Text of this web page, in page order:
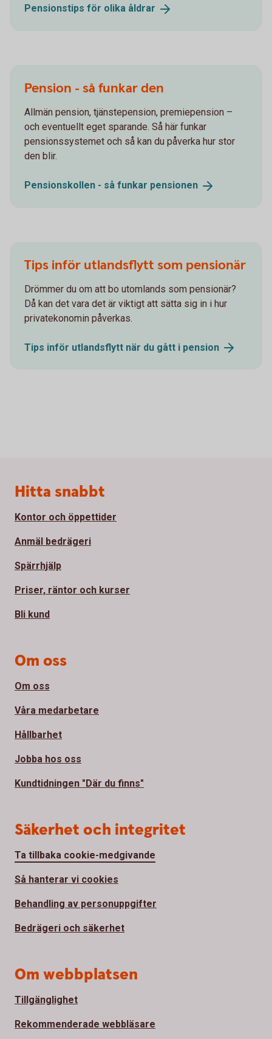
Pensionstips för olika åldrar
Pension - så funkar den
Allmän pension, tjänstepension, premiepension –
och eventuellt eget sparande. Så här funkar
pensionssystemet och så kan du påverka hur stor
den blir.
Pensionskollen - så funkar pensionen
Tips inför utlandsflytt som pensionär
Drömmer du om att bo utomlands som pensionär?
Då kan det vara det är viktigt att sätta sig in i hur
privatekonomin påverkas.
Tips inför utlandsflytt när du gått i pension
Sidfot
Hitta snabbt
Kontor och öppettider
Anmäl bedrägeri
Spärrhjälp
Priser, räntor och kurser
Bli kund
Om oss
Om oss
Våra medarbetare
Hållbarhet
Jobba hos oss
Kundtidningen "Där du finns"
Säkerhet och integritet
Ta tillbaka cookie-medgivande
Så hanterar vi cookies
Behandling av personuppgifter
Bedrägeri och säkerhet
Om webbplatsen
Tillgänglighet
Rekommenderade webbläsare